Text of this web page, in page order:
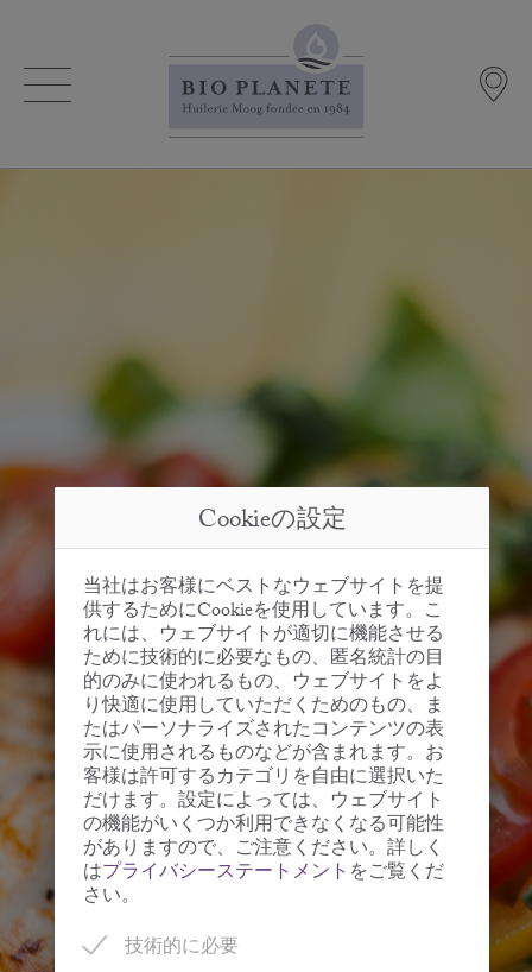
Cookieの設定
当社はお客様にベストなウェブサイトを提
供するためにCookieを使用しています。こ
れには、ウェブサイトが適切に機能させる
ために技術的に必要なもの、匿名統計の目
的のみに使われるもの、ウェブサイトをよ
り快適に使用していただくためのもの、ま
たはパーソナライズされたコンテンツの表
示に使用されるものなどが含まれます。お
客様は許可するカテゴリを自由に選択いた
だけます。設定によっては、ウェブサイト
の機能がいくつか利用できなくなる可能性
がありますので、ご注意ください。詳しく
はプライバシーステートメント をご覧くだ
さい。
技術的に必要